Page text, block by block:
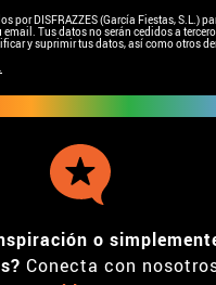
por DISFRAZZES (García Fiestas, S.L.)
Tus datos no serán cedidos a
y suprimir tus datos, así como otros
o
Conecta con